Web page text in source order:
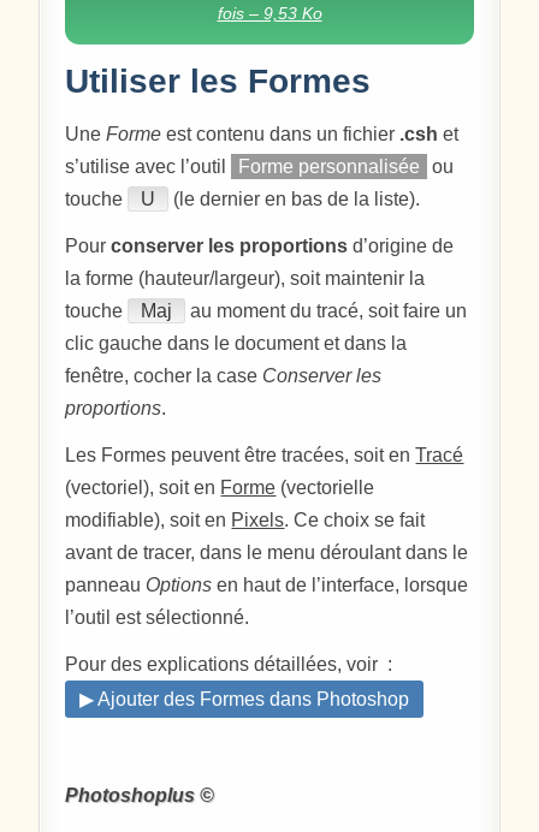
fois – 9,53 Ko
Utiliser les Formes
UneForme est contenu dans un fichier .csh et
s’utilise avec l’outil
Forme personnalisée
ou
touche
U (le dernier en bas de la liste).
Pourconserver les proportions d’origine de
la forme (hauteur/largeur), soit maintenir la
touche
Maj
au moment du tracé, soit faire un
clic gauche dans le document et dans la
fenêtre, cocher la case Conserver les
proportions.
Les Formes peuvent être tracées, soit enTracé
(vectoriel), soit en Forme (vectorielle
modifiable), soit en Pixels. Ce choix se fait
avant de tracer, dans le menu déroulant dans le
panneau Options en haut de l’interface, lorsque
l’outil est sélectionné.
Pour des explications détaillées, voir :
▶ Ajouter des Formes dans Photoshop
Photoshoplus ©